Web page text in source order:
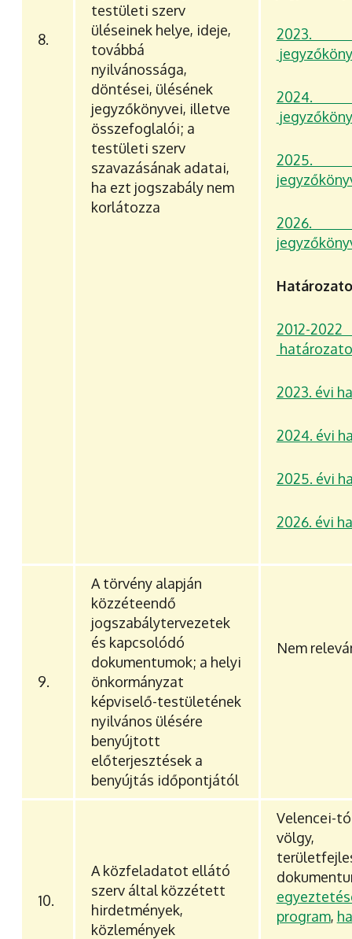
8.
testületi szerv
üléseinek helye, ideje,
továbbá
nyilvánossága,
döntései, ülésének
jegyzőkönyvei, illetve
összefoglalói; a
testületi szerv
szavazásának adatai,
ha ezt jogszabály nem
korlátozza
2023.
2024.
2025.
2026.
2012-
2023. évi
2024. évi
2025. évi
2026. évi
9.
A törvény alapján
közzéteendő
jogszabálytervezetek
és kapcsolódó
dokumentumok; a helyi
önkormányzat
képviselő-testületének
nyilvános ülésére
benyújtott
előterjesztések a
benyújtás időpontjától
Nem
10.
A közfeladatot ellátó
szerv által közzétett
hirdetmények,
közlemények
Velencei-
völgy,
program,